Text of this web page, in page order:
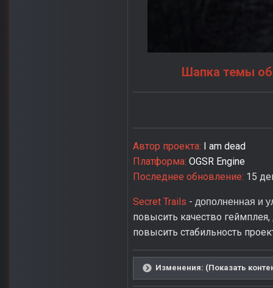
Шапка темы
Автор проекта:
I am dead
Платформа: OGSR Engine
Последнее обновление: 15
Secret Trails - дополненная и
повысить качество
повысить стабильность
Изменения: (Показать